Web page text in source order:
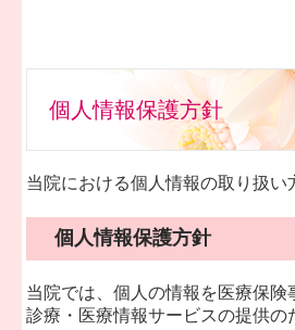
地図、交通案内
リンク集
個人情報保護方針
個人情報保護方針
当院における個人情報の取り扱い
個人情報保護方針
当院では、個人の情報を医療保険
診療・医療情報サービスの提供の